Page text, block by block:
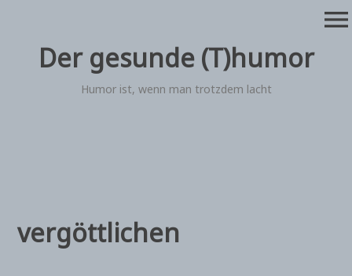
springenDer gesunde (T)humor
Humor ist, wenn man trotzdem lacht
menu
vergöttlichen